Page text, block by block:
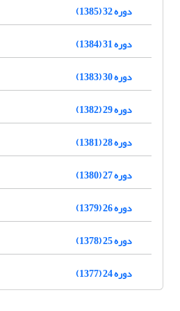
دوره 32 (1385)
دوره 31 (1384)
دوره 30 (1383)
دوره 29 (1382)
دوره 28 (1381)
دوره 27 (1380)
دوره 26 (1379)
دوره 25 (1378)
دوره 24 (1377)